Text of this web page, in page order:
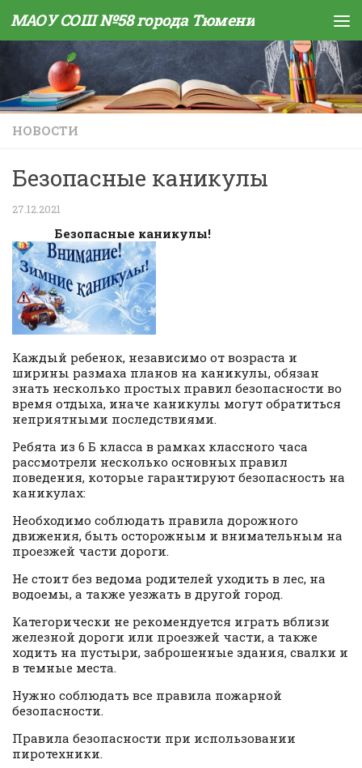
Skip to content
МАОУ СОШ №58 города Тюмени
НОВОСТИ
Безопасные каникулы
27.12.2021
Безопасные каникулы!
Каждый ребенок, независимо от возраста и
ширины размаха планов на каникулы, обязан
знать несколько простых правил безопасности во
время отдыха, иначе каникулы могут обратиться
неприятными последствиями.
Ребята из 6 Б класса в рамках классного часа
рассмотрели несколько основных правил
поведения, которые гарантируют безопасность на
каникулах:
Необходимо соблюдать правила дорожного
движения, быть осторожным и внимательным на
проезжей части дороги.
Не стоит без ведома родителей уходить в лес, на
водоемы, а также уезжать в другой город.
Категорически не рекомендуется играть вблизи
железной дороги или проезжей части, а также
ходить на пустыри, заброшенные здания, свалки и
в темные места.
Нужно соблюдать все правила пожарной
безопасности.
Правила безопасности при использовании
пиротехники.